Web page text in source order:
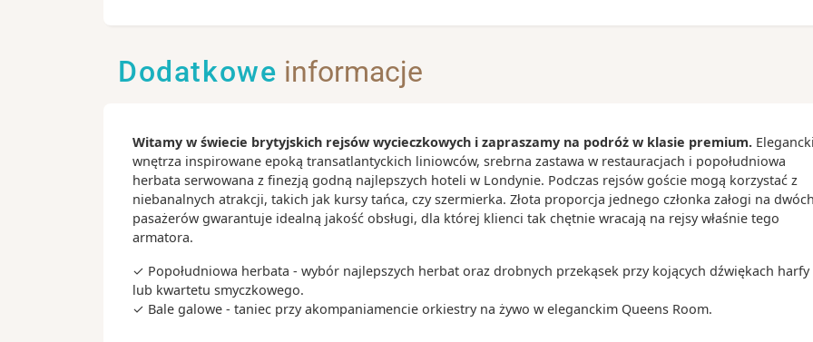
walk gladiatorów
- Fontanna di Trevi - to tu kąpali się bohaterowie
- Schody Hiszpańskie, nawiązanie do nich znajdziemy
na statku Costa Smeralda
Ciekawostki:
- Rzym położony jest na siedmiu wzgórzach i
- Watykan znajdujący się w obrębie Rzymu jest
najmniejszym państwem na świecie
- pieniądze wrzucane do Fontanny di Trevi
Dodatkowe informacje
Witamy w świecie brytyjskich rejsów wycieczkowych i zapraszamy na podróż w klasie premium.
wnętrza inspirowane epoką transatlantyckich liniowców, srebrna zastawa w restauracjach i popołudniowa
herbata serwowana z finezją godną najlepszych hoteli w Londynie. Podczas rejsów goście mogą korzystać z
niebanalnych atrakcji, takich jak kursy tańca, czy szermierka. Złota proporcja jednego członka załogi na
pasażerów gwarantuje idealną jakość obsługi, dla której klienci tak chętnie wracają na rejsy właśnie tego
armatora.
✓ Popołudniowa herbata - wybór najlepszych herbat oraz drobnych przekąsek przy kojących dźwiękach harfy
lub kwartetu smyczkowego.
✓ Bale galowe - taniec przy akompaniamencie orkiestry na żywo w eleganckim Queens Room.